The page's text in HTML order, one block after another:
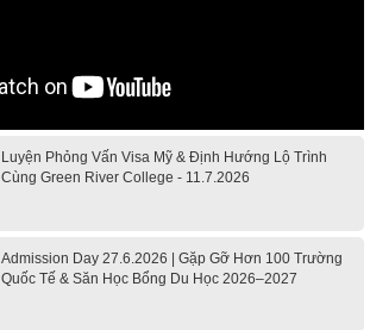
Luyện Phỏng Vấn Visa Mỹ & Định Hướng Lộ Trình
Cùng Green River College - 11.7.2026
Admission Day 27.6.2026 | Gặp Gỡ Hơn 100 Trường
Quốc Tế & Săn Học Bổng Du Học 2026–2027